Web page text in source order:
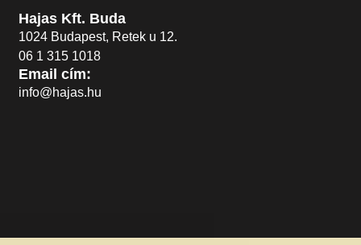
Hajas Kft. Buda
1024 Budapest, Retek u 12.
06 1 315 1018
Email cím:
info@hajas.hu